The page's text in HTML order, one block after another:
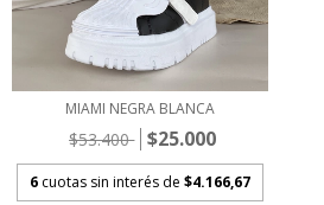
MIAMI NEGRA BLANCA
$53.400 $25.000
6 cuotas sin interés de $4.166,67